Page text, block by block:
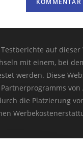
auf dieser
mit einem, bei
werden. Diese
von
die Platzierung